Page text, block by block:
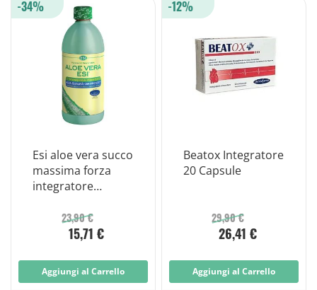
Esi aloe vera succo
massima forza
integratore
23,90 €
15,71 €
-34%
Aggiungi al Carrello
Beatox Integratore
20 Capsule
29,90 €
26,41 €
-12%
Aggiungi al Carrello